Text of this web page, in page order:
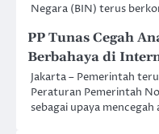
Negara (BIN) terus
PP Tunas Cegah
Berbahaya di
Jakarta – Pemerintah
Peraturan Pemerintah
sebagai upaya